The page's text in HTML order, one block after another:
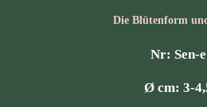
Die Blüten­form
Nr: Sen-e
Ø cm: 3-